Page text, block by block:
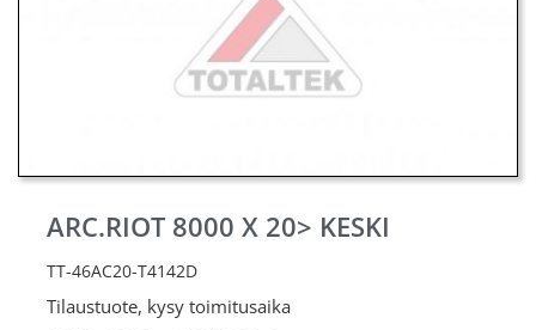
ARC.RIOT 8000 X 20> KESKI
TT-46AC20-T4142D
Tilaustuote, kysy toimitusaika